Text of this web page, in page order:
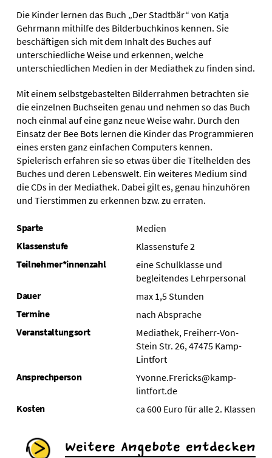
Die Kinder lernen das Buch „Der Stadtbär“ von Katja
Gehrmann mithilfe des Bilderbuchkinos kennen. Sie
beschäftigen sich mit dem Inhalt des Buches auf
unterschiedliche Weise und erkennen, welche
unterschiedlichen Medien in der Mediathek zu finden sind.
Mit einem selbstgebastelten Bilderrahmen betrachten sie
die einzelnen Buchseiten genau und nehmen so das Buch
noch einmal auf eine ganz neue Weise wahr. Durch den
Einsatz der Bee Bots lernen die Kinder das Programmieren
eines ersten ganz einfachen Computers kennen.
Spielerisch erfahren sie so etwas über die Titelhelden des
Buches und deren Lebenswelt. Ein weiteres Medium sind
die CDs in der Mediathek. Dabei gilt es, genau hinzuhören
und Tierstimmen zu erkennen bzw. zu erraten.
Sparte
Medien
Klassenstufe
Klassenstufe 2
Teilnehmer*innenzahl
eine Schulklasse und
begleitendes Lehrpersonal
Dauer
max 1,5 Stunden
Termine
nach Absprache
Veranstaltungsort
Mediathek, Freiherr-Von-
Stein Str. 26, 47475 Kamp-
Lintfort
Ansprechperson
Yvonne.Frericks@kamp-
lintfort.de
Kosten
ca 600 Euro für alle 2. Klassen
Weitere Angebote entdecken